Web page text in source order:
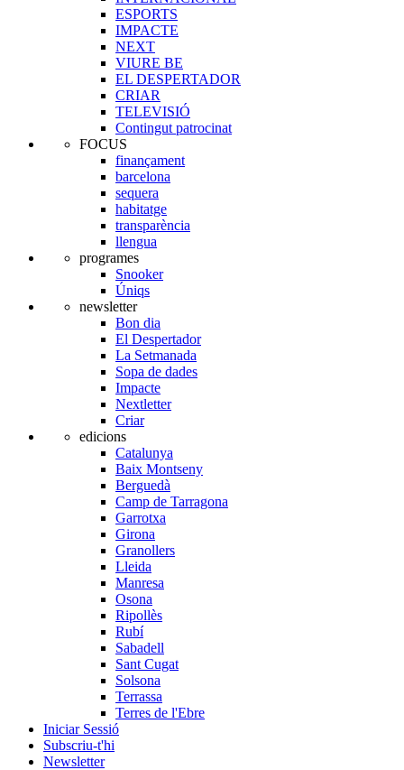
ESPORTS
IMPACTE
NEXT
VIURE BE
EL DESPERTADOR
CRIAR
TELEVISIÓ
Contingut patrocinat
FOCUS
finançament
barcelona
sequera
habitatge
transparència
llengua
programes
Snooker
Úniqs
newsletter
Bon dia
El Despertador
La Setmanada
Sopa de dades
Impacte
Nextletter
Criar
edicions
Catalunya
Baix Montseny
Berguedà
Camp de Tarragona
Garrotxa
Girona
Granollers
Lleida
Manresa
Osona
Ripollès
Rubí
Sabadell
Sant Cugat
Solsona
Terrassa
Terres de l'Ebre
Iniciar Sessió
Subscriu-t'hi
Newsletter